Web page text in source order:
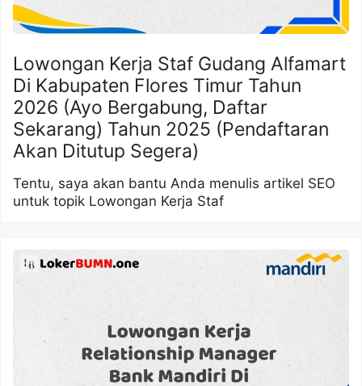
Lowongan Kerja Staf Gudang Alfamart
Di Kabupaten Flores Timur Tahun
2026 (Ayo Bergabung, Daftar
Sekarang) Tahun 2025 (Pendaftaran
Akan Ditutup Segera)
Tentu, saya akan bantu Anda menulis artikel SEO
untuk topik Lowongan Kerja Staf